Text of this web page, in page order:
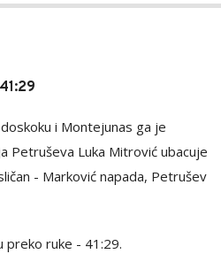
i Montejunas ga je
Petruševa Luka Mitrović ubacuje
- Marković napada, Petrušev
preko ruke - 41:29.